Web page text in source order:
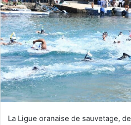
La Ligue oranaise de sauvetage, de